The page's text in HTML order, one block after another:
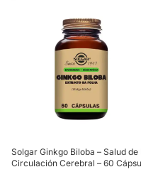
Solgar Ginkgo Biloba – Salud de
Circulación Cerebral – 60